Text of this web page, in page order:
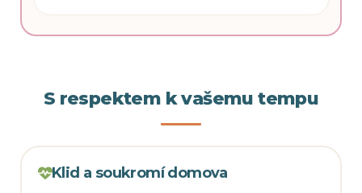
S respektem k vašemu tempu
Klid a soukromí domova